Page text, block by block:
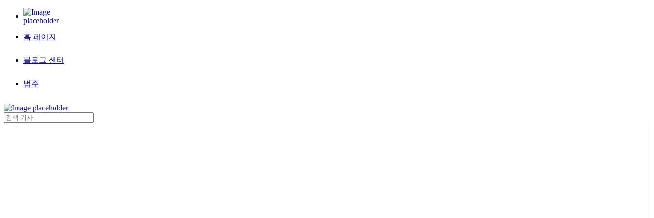
홈 페이지
블로그 센터
범주